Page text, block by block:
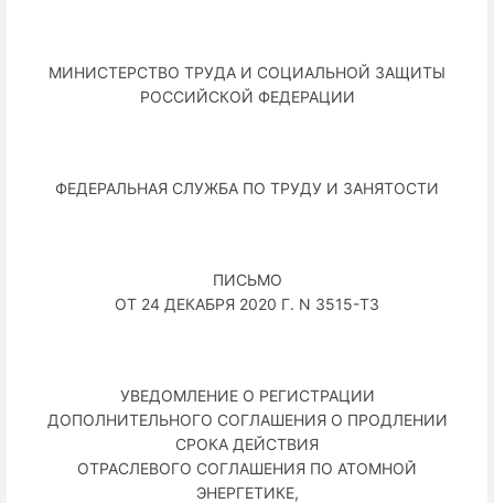
МИНИСТЕРСТВО ТРУДА И СОЦИАЛЬНОЙ ЗАЩИТЫ
РОССИЙСКОЙ ФЕДЕРАЦИИ
ФЕДЕРАЛЬНАЯ СЛУЖБА ПО ТРУДУ И ЗАНЯТОСТИ
ПИСЬМО
ОТ 24 ДЕКАБРЯ 2020 Г. N 3515-ТЗ
УВЕДОМЛЕНИЕ О РЕГИСТРАЦИИ
ДОПОЛНИТЕЛЬНОГО СОГЛАШЕНИЯ О ПРОДЛЕНИИ
СРОКА ДЕЙСТВИЯ
ОТРАСЛЕВОГО СОГЛАШЕНИЯ ПО АТОМНОЙ
ЭНЕРГЕТИКЕ,